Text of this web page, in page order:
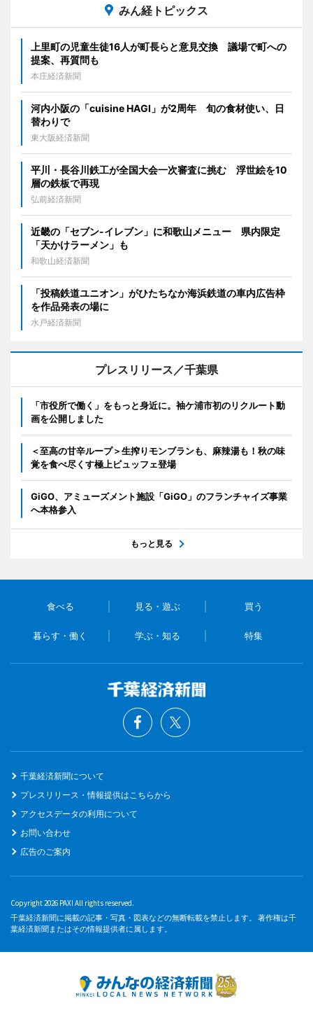
みん経トピックス
上里町の児童生徒16人が町長らと意見交換 議場で町への
提案、再質問も
本庄経済新聞
河内小阪の「cuisine HAGI」が2周年 旬の食材使い、日
替わりで
東大阪経済新聞
平川・長谷川鉄工が全国大会一次審査に挑む 浮世絵を10
層の鉄板で再現
弘前経済新聞
近畿の「セブン-イレブン」に和歌山メニュー 県内限定
「天かけラーメン」も
和歌山経済新聞
「投稿鉄道ユニオン」がひたちなか海浜鉄道の車内広告枠
を作品発表の場に
水戸経済新聞
プレスリリース／千葉県
「市役所で働く」をもっと身近に。袖ケ浦市初のリクルート動
画を公開しました
＜至高の甘辛ループ＞生搾りモンブランも、麻辣湯も！秋の味
覚を食べ尽くす極上ビュッフェ登場
GiGO、アミューズメント施設「GiGO」のフランチャイズ事業
へ本格参入
もっと見る
食べる 見る・遊ぶ 買う
暮らす・働く 学ぶ・知る 特集
千葉経済新聞について
プレスリリース・情報提供はこちらから
アクセスデータの利用について
お問い合わせ
広告のご案内
Copyright 2026 PAXI All rights reserved.
千葉経済新聞に掲載の記事・写真・図表などの無断転載を禁止します。 著作権は千
葉経済新聞またはその情報提供者に属します。